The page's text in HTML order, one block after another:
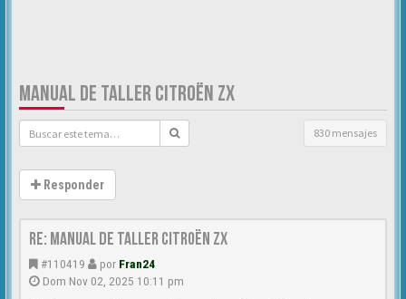
MANUAL DE TALLER CITROËN ZX
830 mensajes
Responder
Re: Manual de Taller Citroën ZX
#110419 por Fran24
Dom Nov 02, 2025 10:11 pm